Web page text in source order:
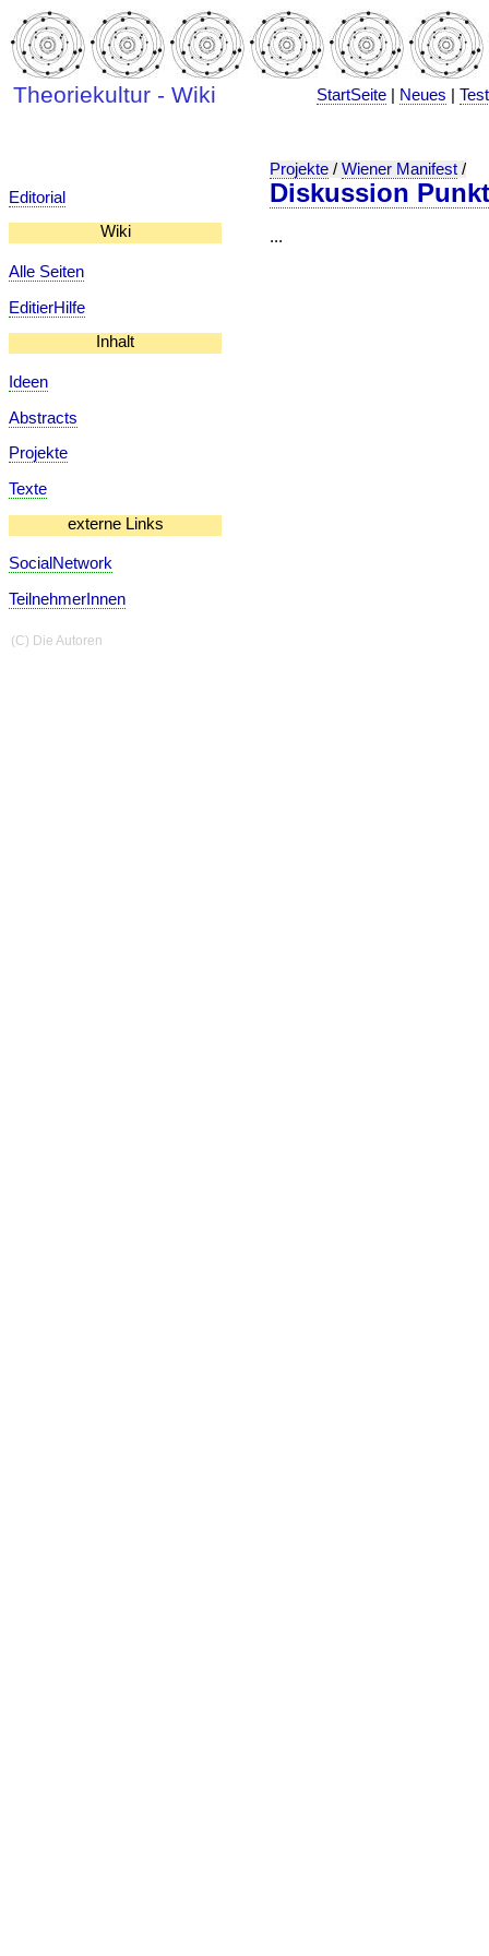
Theoriekultur - Wiki StartSeite Neues |
Editorial
Wiki
Alle Seiten
EditierHilfe
Inhalt
Ideen
Abstracts
Projekte
Texte
externe Links
SocialNetwork
TeilnehmerInnen
Projekte / Wiener Manifest /
Diskussion
...
(C) Die Autoren